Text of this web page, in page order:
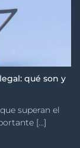
qué son y
superan el
[...]